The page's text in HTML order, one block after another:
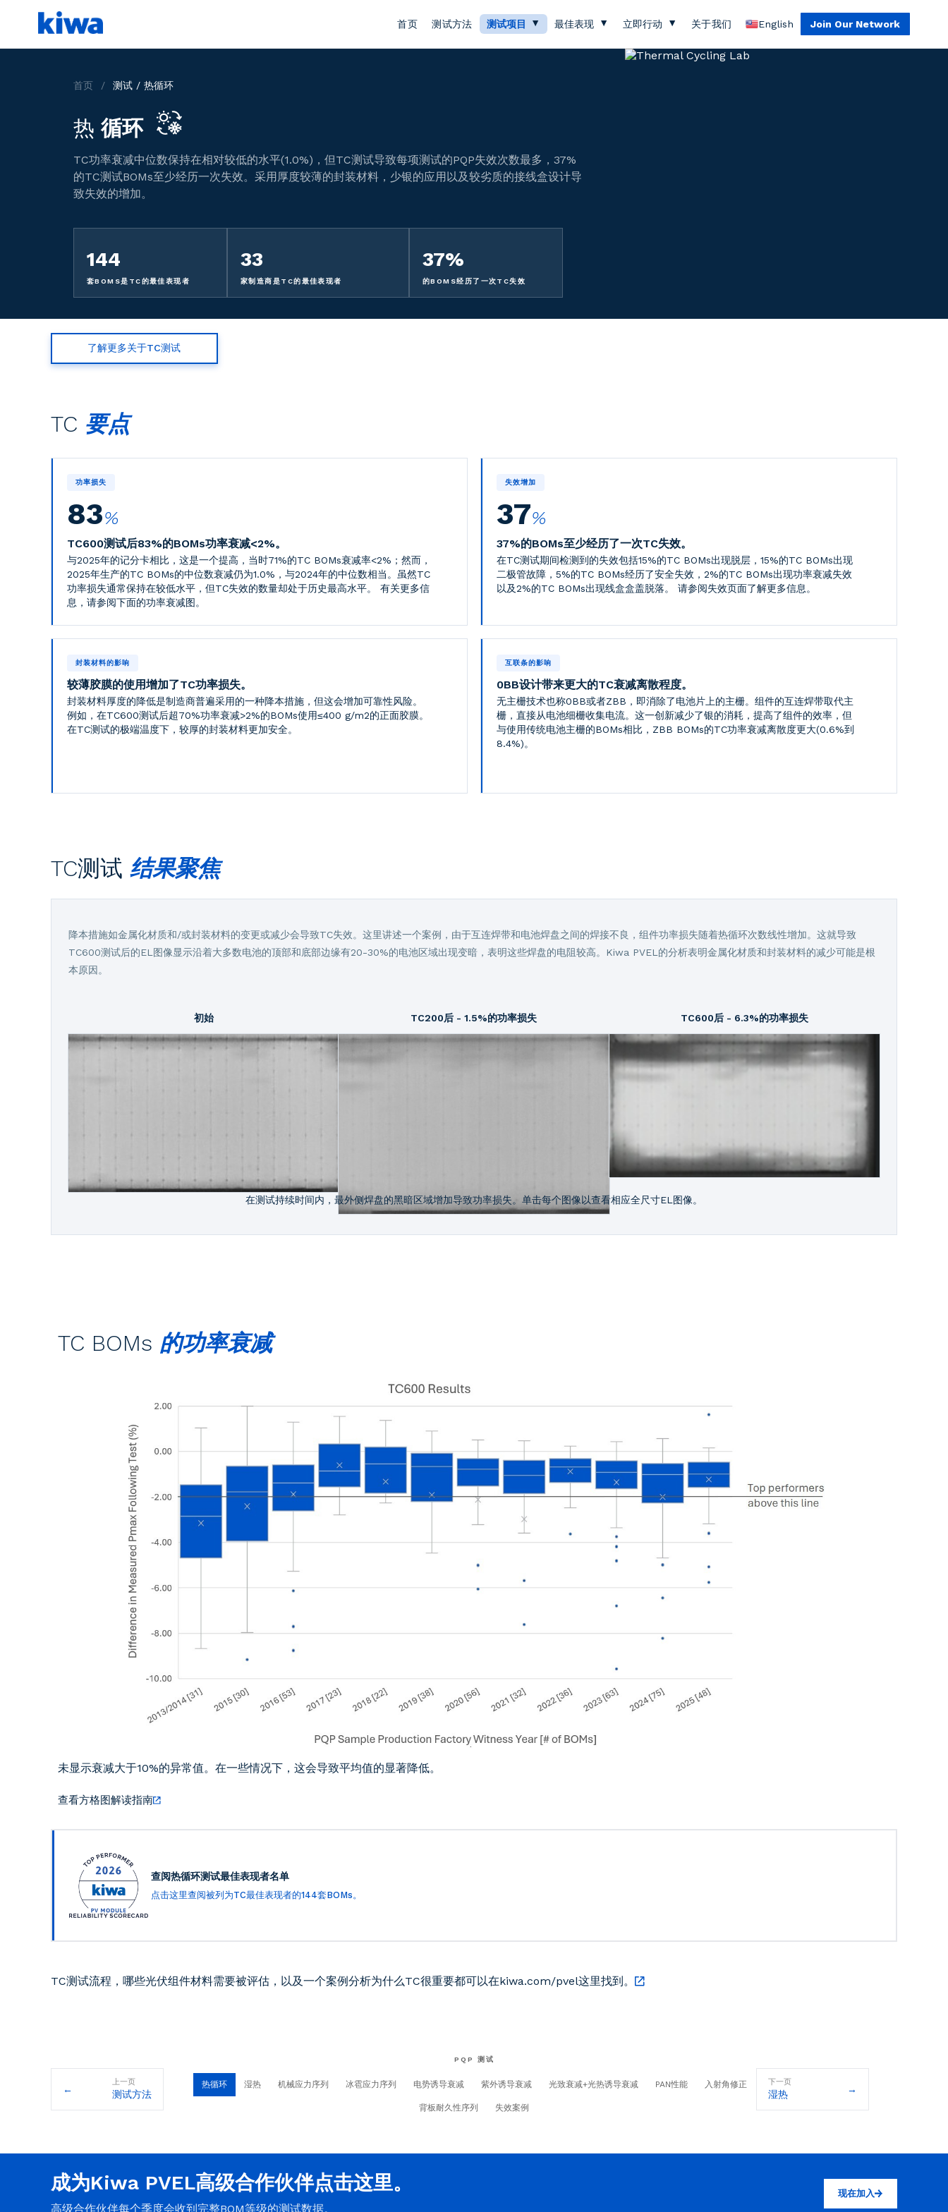
首页 测试方法 测试项目 最佳表现 立即行动 关于我们 English Join Our Network
首页 / 测试 / 热循环
热循环
TC功率衰减中位数保持在相对较低的水平(1.0%)，但TC测试导致每项测试的PQP失效次数最多，37%
的TC测试BOMs至少经历一次失效。采用厚度较薄的封装材料，少银的应用以及较劣质的接线盒设计导
致失效的增加。
144
套BOMS是TC的最佳表现者
33
家制造商是TC的最佳表现者
37%
的BOMS经历了一次TC失效
了解更多关于TC测试
TC 要点
功率损失
83%
TC600测试后83%的BOMs功率衰减<2%。
与2025年的记分卡相比，这是一个提高，当时71%的TC BOMs衰减率<2%；然而，
2025年生产的TC BOMs的中位数衰减仍为1.0%，与2024年的中位数相当。虽然TC
功率损失通常保持在较低水平，但TC失效的数量却处于历史最高水平。 有关更多信
息，请参阅下面的功率衰减图。
失效增加
37%
37%的BOMs至少经历了一次TC失效。
在TC测试期间检测到的失效包括15%的TC BOMs出现脱层，15%的TC BOMs出现
二极管故障，5%的TC BOMs经历了安全失效，2%的TC BOMs出现功率衰减失效
以及2%的TC BOMs出现线盒盒盖脱落。 请参阅失效页面了解更多信息。
封装材料的影响
较薄胶膜的使用增加了TC功率损失。
封装材料厚度的降低是制造商普遍采用的一种降本措施，但这会增加可靠性风险。
例如，在TC600测试后超70%功率衰减>2%的BOMs使用≤400 g/m2的正面胶膜。
在TC测试的极端温度下，较厚的封装材料更加安全。
互联条的影响
0BB设计带来更大的TC衰减离散程度。
无主栅技术也称0BB或者ZBB，即消除了电池片上的主栅。组件的互连焊带取代主
栅，直接从电池细栅收集电流。这一创新减少了银的消耗，提高了组件的效率，但
与使用传统电池主栅的BOMs相比，ZBB BOMs的TC功率衰减离散度更大(0.6%到
8.4%)。
TC测试 结果聚焦
降本措施如金属化材质和/或封装材料的变更或减少会导致TC失效。这里讲述一个案例，由于互连焊带和电池焊盘之间的焊接不良，组件功率损失随着热循环次数线性增加。这就导致
TC600测试后的EL图像显示沿着大多数电池的顶部和底部边缘有20-30%的电池区域出现变暗，表明这些焊盘的电阻较高。Kiwa PVEL的分析表明金属化材质和封装材料的减少可能是根
本原因。
初始 TC200后 - 1.5%的功率损失 TC600后 - 6.3%的功率损失
在测试持续时间内，最外侧焊盘的黑暗区域增加导致功率损失。单击每个图像以查看相应全尺寸EL图像。
TC BOMs 的功率衰减
未显示衰减大于10%的异常值。在一些情况下，这会导致平均值的显著降低。
查看方格图解读指南
查阅热循环测试最佳表现者名单
点击这里查阅被列为TC最佳表现者的144套BOMs。
TC测试流程，哪些光伏组件材料需要被评估，以及一个案例分析为什么TC很重要都可以在kiwa.com/pvel这里找到。
←
上一页
测试方法
PQP 测试
热循环 湿热 机械应力序列 冰雹应力序列 电势诱导衰减 紫外诱导衰减 光致衰减+光热诱导衰减 PAN性能 入射角修正
背板耐久性序列 失效案例
下一页
湿热 →
成为Kiwa PVEL高级合作伙伴点击这里。
高级合作伙伴每个季度会收到完整BOM等级的测试数据。
现在加入